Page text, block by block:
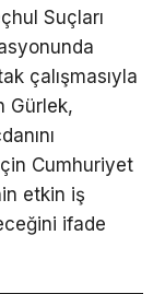
Suçları
çalışmasıyla
Gürlek,
Cumhuriyet
etkin iş
ifade